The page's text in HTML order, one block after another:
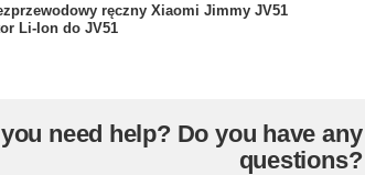
ręczny Xiaomi Jimmy JV51
Li-Ion do JV51
need help? Do you have any
questions?